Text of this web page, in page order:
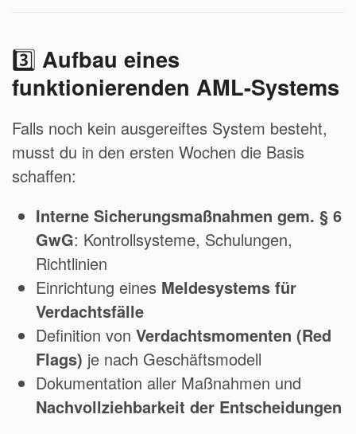
3️⃣ Aufbau eines
funktionierenden AML-Systems
Falls noch kein ausgereiftes System besteht,
musst du in den ersten Wochen die Basis
schaffen:
Interne Sicherungsmaßnahmen gem. § 6
GwG: Kontrollsysteme, Schulungen,
Richtlinien
Einrichtung eines Meldesystems für
Verdachtsfälle
Definition von Verdachtsmomenten (Red
Flags) je nach Geschäftsmodell
Dokumentation aller Maßnahmen und
Nachvollziehbarkeit der Entscheidungen